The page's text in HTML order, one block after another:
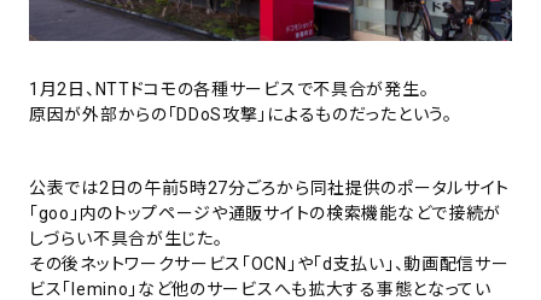
1月2日、NTTドコモの各種サービスで不具合が発生。
原因が外部からの「DDoS攻撃」によるものだったという。
公表では2日の午前5時27分ごろから同社提供のポータルサイト
「goo」内のトップページや通販サイトの検索機能などで接続が
しづらい不具合が生じた。
その後ネットワークサービス「OCN」や「d支払い」、動画配信サー
ビス「lemino」など他のサービスへも拡大する事態となってい